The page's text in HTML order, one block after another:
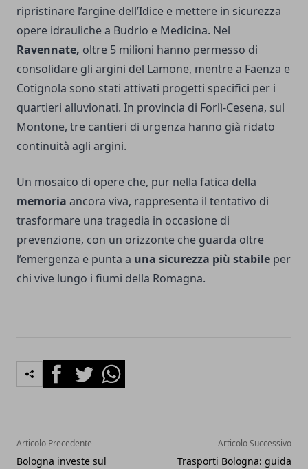
ripristinare l’argine dell’Idice e mettere in sicurezza
opere idrauliche a Budrio e Medicina. Nel
Ravennate, oltre 5 milioni hanno permesso di
consolidare gli argini del Lamone, mentre a Faenza e
Cotignola sono stati attivati progetti specifici per i
quartieri alluvionati. In provincia di Forlì-Cesena, sul
Montone, tre cantieri di urgenza hanno già ridato
continuità agli argini.
Un mosaico di opere che, pur nella fatica della
memoria ancora viva, rappresenta il tentativo di
trasformare una tragedia in occasione di
prevenzione, con un orizzonte che guarda oltre
l’emergenza e punta a una sicurezza più stabile per
chi vive lungo i fiumi della Romagna.
FacebookTwitterWhatsapp
Articolo Precedente
Bologna investe sul
Articolo Successivo
Trasporti Bologna: guida